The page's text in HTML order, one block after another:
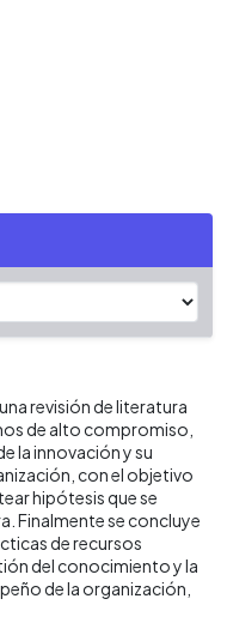
revisión de literatura
de alto compromiso,
la innovación y su
con el objetivo
hipótesis que se
Finalmente se concluye
de recursos
del conocimiento y la
de la organización,